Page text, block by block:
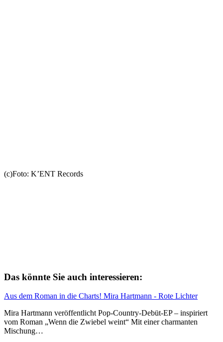
(c)Foto: K’ENT Records
Das könnte Sie auch interessieren:
Aus dem Roman in die Charts! Mira Hartmann - Rote Lichter
Mira Hartmann veröffentlicht Pop-Country-Debüt-EP – inspiriert
vom Roman „Wenn die Zwiebel weint“ Mit einer charmanten
Mischung…